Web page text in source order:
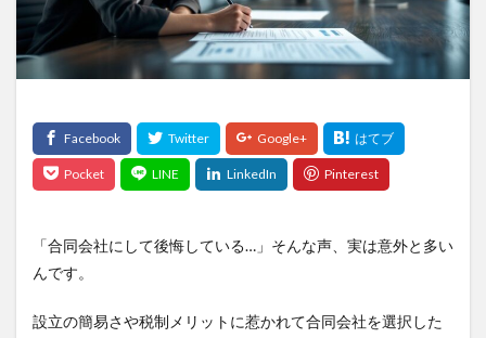
「合同会社にして後悔している…」そんな声、実は意外と多い
んです。
設立の簡易さや税制メリットに惹かれて合同会社を選択した